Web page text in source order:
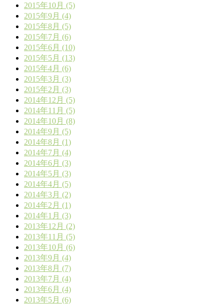
2015年10月 (5)
2015年9月 (4)
2015年8月 (5)
2015年7月 (6)
2015年6月 (10)
2015年5月 (13)
2015年4月 (6)
2015年3月 (3)
2015年2月 (3)
2014年12月 (5)
2014年11月 (5)
2014年10月 (8)
2014年9月 (5)
2014年8月 (1)
2014年7月 (4)
2014年6月 (3)
2014年5月 (3)
2014年4月 (5)
2014年3月 (2)
2014年2月 (1)
2014年1月 (3)
2013年12月 (2)
2013年11月 (5)
2013年10月 (6)
2013年9月 (4)
2013年8月 (7)
2013年7月 (4)
2013年6月 (4)
2013年5月 (6)